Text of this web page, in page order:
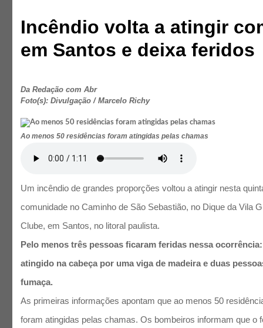
Incêndio volta a atingir
em Santos e deixa feridos
Da Redação com Abr
Foto(s): Divulgação / Marcelo Richy
Ao menos 50 residências foram atingidas pelas chamas
Um incêndio de grandes proporções voltou a atingir nesta
comunidade no Caminho de São Sebastião, no Dique da Vila
Clube, em Santos, no litoral paulista.
Pelo menos três pessoas ficaram feridas nessa
atingido na cabeça por uma viga de madeira e duas
fumaça.
As primeiras informações apontam que ao menos 50
foram atingidas pelas chamas. Os bombeiros informam que o